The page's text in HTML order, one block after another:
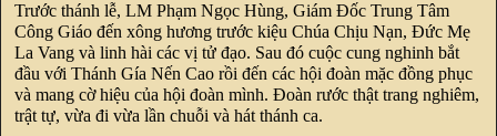
Trước thánh lễ, LM Phạm Ngọc Hùng, Giám Đốc Trung Tâm
Công Giáo đến xông hương trước kiệu Chúa Chịu Nạn, Đức Mẹ
La Vang và linh hài các vị tử đạo. Sau đó cuộc cung nghinh bắt
đầu với Thánh Gía Nến Cao rồi đến các hội đoàn mặc đồng phục
và mang cờ hiệu của hội đoàn mình. Đoàn rước thật trang nghiêm,
trật tự, vừa đi vừa lần chuỗi và hát thánh ca.